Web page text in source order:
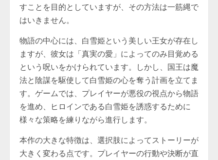
すことを目的としていますが、その方法は一筋縄で
はいきません。
物語の中心には、白雪姫という美しい王女が存在し
ますが、彼女は「真実の愛」によってのみ目覚める
という呪いをかけられています。しかし、国王は魔
法と陰謀を駆使して白雪姫の心を奪う計画を立てま
す。ゲームでは、プレイヤーが悪役の視点から物語
を進め、ヒロインである白雪姫を誘惑するために
様々な策略を練りながら進行します。
本作の大きな特徴は、選択肢によってストーリーが
大きく変わる点です。プレイヤーの行動や決断が直